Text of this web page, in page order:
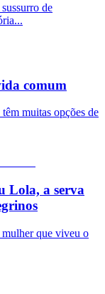
de
comum
muitas opções de
Lola, a serva
mulher que viveu o